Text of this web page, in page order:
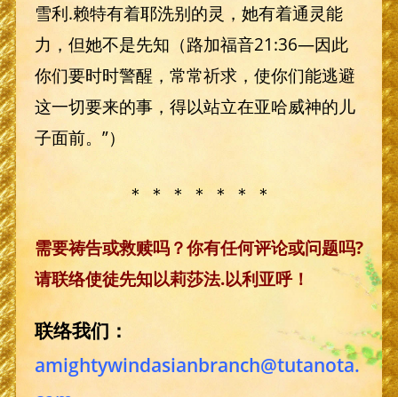
雪利.赖特有着耶洗别的灵，她有着通灵能
力，但她不是先知（路加福音21:36—因此
你们要时时警醒，常常祈求，使你们能逃避
这一切要来的事，得以站立在亚哈威神的儿
子面前。”）
＊ ＊ ＊ ＊ ＊ ＊ ＊
需要祷告或救赎吗？你有任何评论或问题吗?
请联络使徒先知以莉莎法.以利亚呼！
联络我们：
amightywindasianbranch@tutanota.